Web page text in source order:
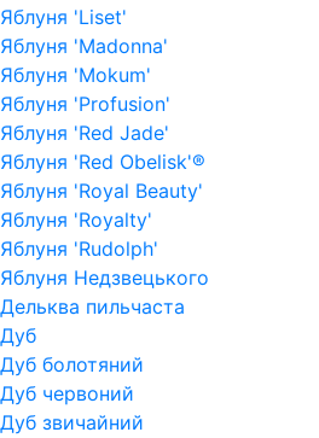
Яблуня 'Liset'
Яблуня 'Madonna'
Яблуня 'Mokum'
Яблуня 'Profusion'
Яблуня 'Red Jade'
Яблуня 'Red Obelisk'®
Яблуня 'Royal Beauty'
Яблуня 'Royalty'
Яблуня 'Rudolph'
Яблуня Недзвецького
Дельква пильчаста
Дуб
Дуб болотяний
Дуб червоний
Дуб звичайний